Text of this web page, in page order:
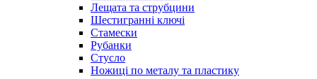
Лещата та струбцини
Шестигранні ключі
Стамески
Рубанки
Стусло
Ножиці по металу та пластику